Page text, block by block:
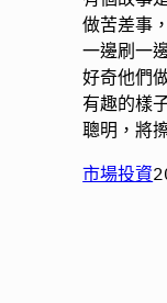
做苦差事
一邊刷一
好奇他們
有趣的樣
聰明，將
市場投資